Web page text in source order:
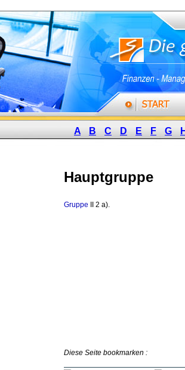
A B C D E F G
Hauptgruppe
Gruppe II 2 a).
Diese Seite bookmarken :